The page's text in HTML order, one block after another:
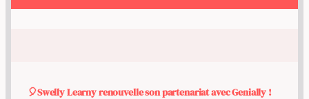
🎈Swelly Learny renouvelle son partenariat avec Genially !